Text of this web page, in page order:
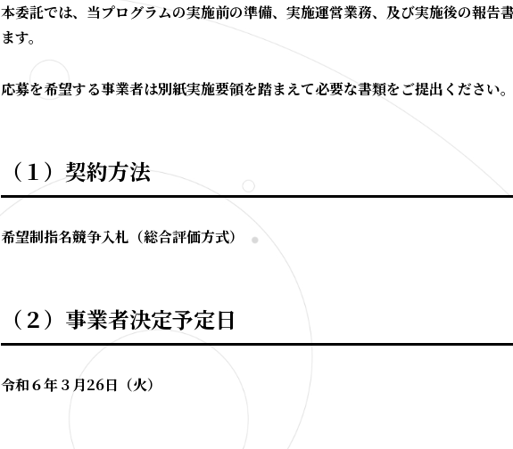
本委託では、当プログラムの実施前の準備、実施運営業務、及び実施後の報告
ます。
応募を希望する事業者は別紙実施要領を踏まえて必要な書類をご提出ください。
（１）契約方法
希望制指名競争入札（総合評価方式）
（２）事業者決定予定日
令和６年３月26日（火）